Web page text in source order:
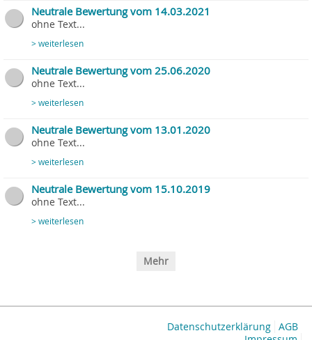
Neutrale Bewertung vom 14.03.2021
ohne Text...
> weiterlesen
Neutrale Bewertung vom 25.06.2020
ohne Text...
> weiterlesen
Neutrale Bewertung vom 13.01.2020
ohne Text...
> weiterlesen
Neutrale Bewertung vom 15.10.2019
ohne Text...
> weiterlesen
Mehr
AGB
Datenschutzerklärung